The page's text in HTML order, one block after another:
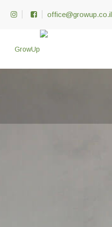
office@growup.co.il